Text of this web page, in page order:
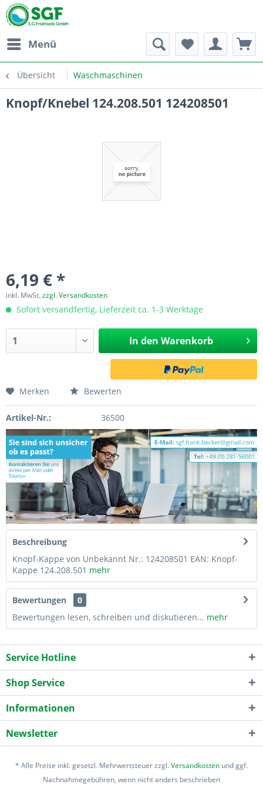
Menü
Übersicht Waschmaschinen
Knopf/Knebel 124.208.501 124208501
6,19 € *
inkl. MwSt.zzgl. Versandkosten
Sofort versandfertig, Lieferzeit ca. 1-3 Werktage
In den Warenkorb
Merken Bewerten
Artikel-Nr.: 36500
Beschreibung
Knopf-Kappe von Unbekannt Nr.: 124208501 EAN: Knopf-
Kappe 124.208.501 mehr
Bewertungen
0
Bewertungen lesen, schreiben und diskutieren... mehr
Service Hotline
Shop Service
Informationen
Newsletter
* Alle Preise inkl. gesetzl. Mehrwertsteuer zzgl.Versandkosten und ggf.
Nachnahmegebühren, wenn nicht anders beschrieben